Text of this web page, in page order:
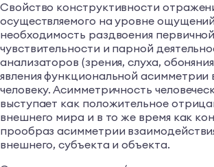
Свойство конструктивности
осуществляемого на уровне
необходимость раздвоения первичной
чувствительности и парной
анализаторов (зрения, слуха,
явления функциональной асимметрии
человеку. Асимметричность
выступает как положительное
внешнего мира и в то же время как
прообраз асимметрии
внешнего, субъекта и объекта.